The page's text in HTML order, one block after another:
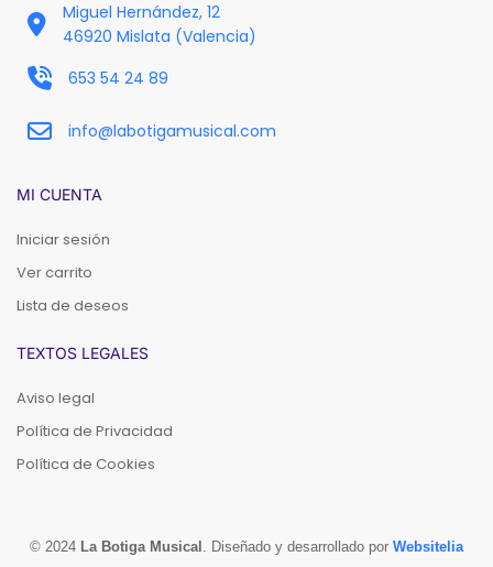
Miguel Hernández, 12
46920 Mislata (Valencia)
653 54 24 89
info@labotigamusical.com
MI CUENTA
Iniciar sesión
Ver carrito
Lista de deseos
TEXTOS LEGALES
Aviso legal
Política de Privacidad
Política de Cookies
© 2024 La Botiga Musical . Diseñado y desarrollado por Websitelia